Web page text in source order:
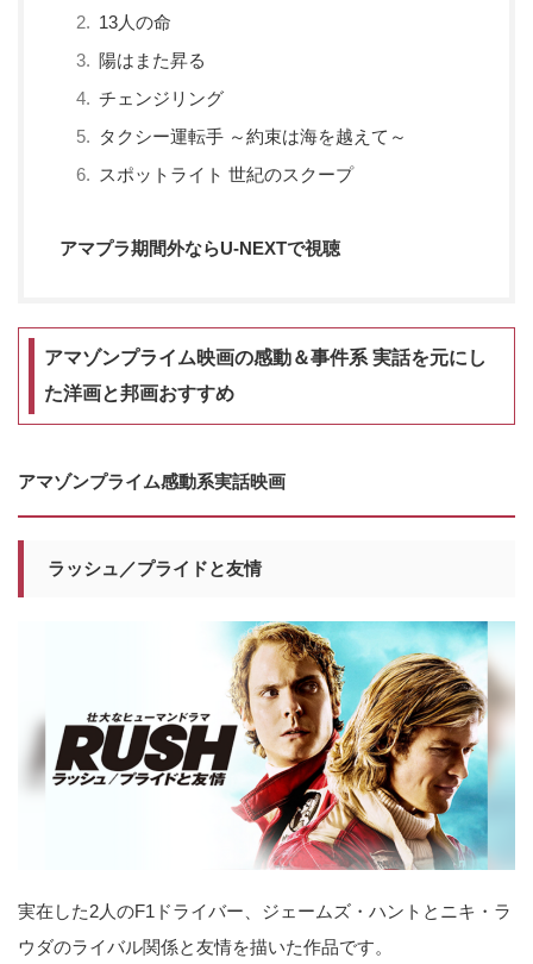
13人の命
陽はまた昇る
チェンジリング
タクシー運転手 ～約束は海を越えて～
スポットライト 世紀のスクープ
アマプラ期間外ならU-NEXTで視聴
アマゾンプライム映画の感動＆事件系 実話を元にし
た洋画と邦画おすすめ
アマゾンプライム感動系実話映画
ラッシュ／プライドと友情
実在した2人のF1ドライバー、ジェームズ・ハントとニキ・ラ
ウダのライバル関係と友情を描いた作品です。